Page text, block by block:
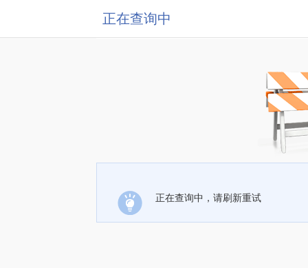
正在查询中
正在查询中，请刷新重试